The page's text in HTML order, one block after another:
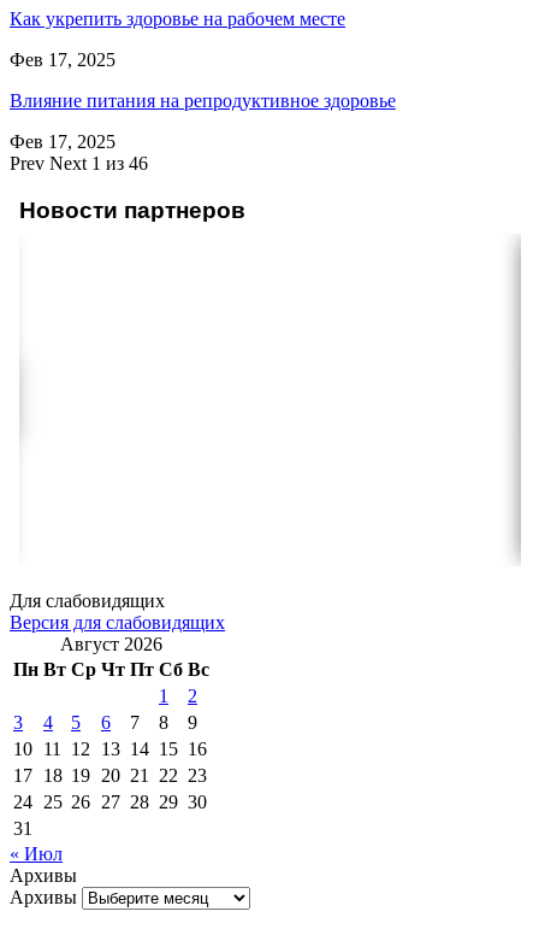
Как укрепить здоровье на рабочем месте
Фев 17, 2025
Влияние питания на репродуктивное здоровье
Фев 17, 2025
Prev Next 1 из 46
Новости партнеров
Для слабовидящих
Версия для слабовидящих
Август 2026
Пн Вт Ср Чт Пт Сб Вс
1
2
3
4 5 6 7 8
9
10 11 12 13 14 15 16
17 18 19 20 21 22 23
24 25 26 27 28 29 30
31
« Июл
Архивы
Архивы